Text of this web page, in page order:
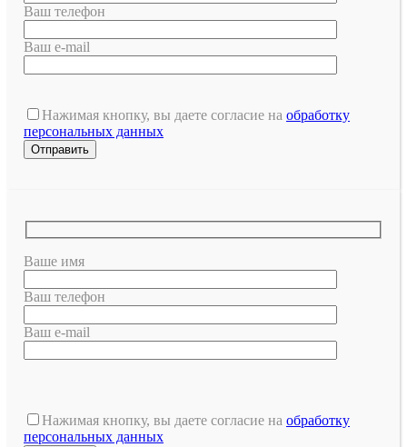
Ваш телефон
Ваш e-mail
Нажимая кнопку, вы даете согласие на обработку
персональных данных
Ваше имя
Ваш телефон
Ваш e-mail
это
поле
Нажимая кнопку, вы даете согласие на обработку
персональных данных